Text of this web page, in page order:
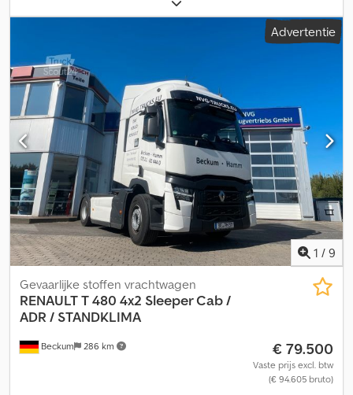
werkplatform, Non marking wielen, Ingebouwde acculader =
Meer informatie = Bouwjaar: 2022 Aandrijving: Wiel Ledig gewicht:
2.852 kg Afmetingen (LxBxH): 239 x 118 x 225 cm Hefcapaciteit: 320
kg Werkhoogte: 1.168 cm CE markering: ja Technische staat: zeer
goed Optische staat: zeer goed
Advertentie
1 / 9
Beckum 286 km
Gevaarlijke stoffen vrachtwagen
RENAULTT 480 4x2 Sleeper Cab /
ADR / STANDKLIMA
€ 79.500
Vaste prijs excl. btw
(€ 94.605 bruto)